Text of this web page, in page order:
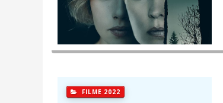
FILME 2022